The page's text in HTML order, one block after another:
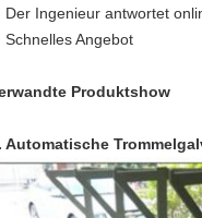
Der Ingenieur antwortet
Schnelles Angebot
Produktshow
Automatische